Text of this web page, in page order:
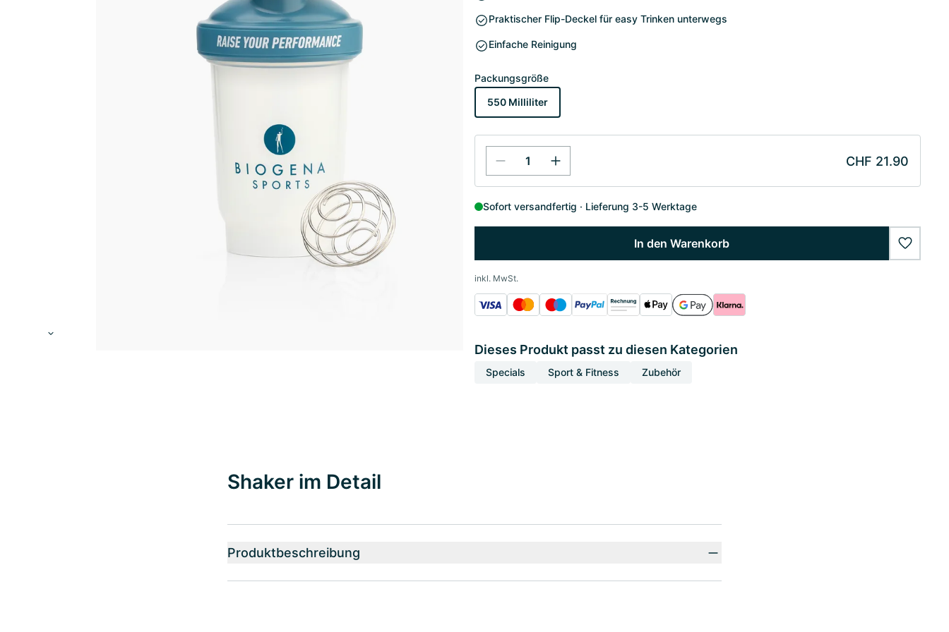
Praktischer Flip-Deckel für easy Trinken unterwegs
Einfache Reinigung
Packungsgröße
550 Milliliter
CHF 21.90
Sofort versandfertig Lieferung 3-5 Werktage
In den Warenkorb
inkl. MwSt.
Dieses Produkt passt zu diesen Kategorien
Specials Sport & Fitness Zubehör
Shaker im Detail
Produktbeschreibung